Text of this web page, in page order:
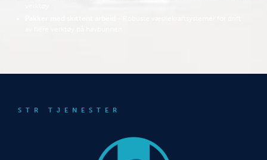
STR TJENESTER